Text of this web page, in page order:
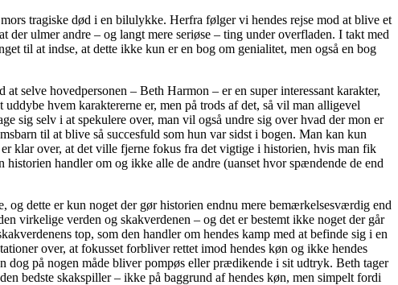
tragiske død i en bilulykke. Herfra følger vi hendes rejse mod at blive et
ulmer andre – og langt mere seriøse – ting under overfladen. I takt med
til at indse, at dette ikke kun er en bog om genialitet, men også en bog
selve hovedpersonen – Beth Harmon – er en super interessant karakter,
hvem karaktererne er, men på trods af det, så vil man alligevel
sig selv i at spekulere over, man vil også undre sig over hvad der mon er
til at blive så succesfuld som hun var sidst i bogen. Man kan kun
klar over, at det ville fjerne fokus fra det vigtige i historien, hvis man fik
handler om og ikke alle de andre (uanset hvor spændende de end
og dette er kun noget der gør historien endnu mere bemærkelsesværdig end
virkelige verden og skakverdenen – og det er bestemt ikke noget der går
top, som den handler om hendes kamp med at befinde sig i en
over, at fokusset forbliver rettet imod hendes køn og ikke hendes
på nogen måde bliver pompøs eller prædikende i sit udtryk. Beth tager
bedste skakspiller – ikke på baggrund af hendes køn, men simpelt fordi